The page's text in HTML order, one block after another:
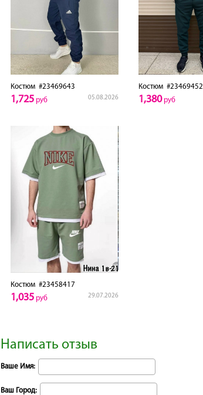
Костюм #23469643
05.08.2026
1,725 руб
Костюм#23469452
1,380руб
Костюм #23458417
29.07.2026
1,035 руб
Написать отзыв
Ваше Имя:
Ваш Город: